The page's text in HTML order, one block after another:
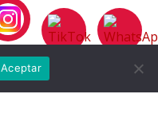
Aceptar